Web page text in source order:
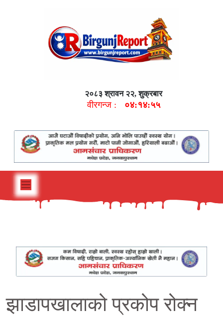
२०८३ श्रावन २२, शुक्रबार
वीरगन्ज : ०४:१४:५६
झाडापखालाको प्रकोप रोक्न